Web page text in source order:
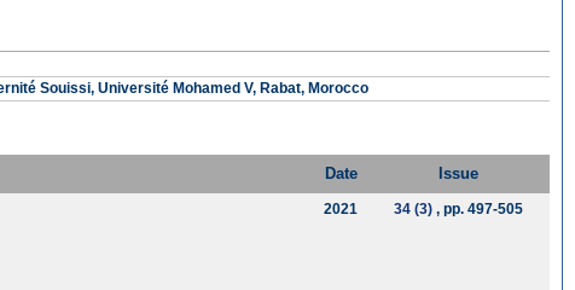
Souissi, Université Mohamed V, Rabat, Morocco
Date Issue
2021 34 (3), pp. 497-505